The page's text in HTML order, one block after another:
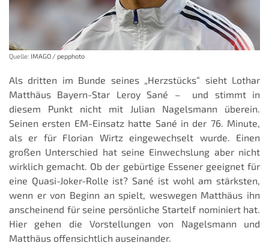
Quelle: IMAGO / pepphoto
Als dritten im Bunde seines „Herzstücks“ sieht Lothar
Matthäus Bayern-Star Leroy Sané – und stimmt in
diesem Punkt nicht mit Julian Nagelsmann überein.
Seinen ersten EM-Einsatz hatte Sané in der 76. Minute,
als er für Florian Wirtz eingewechselt wurde. Einen
großen Unterschied hat seine Einwechslung aber nicht
wirklich gemacht. Ob der gebürtige Essener geeignet für
eine Quasi-Joker-Rolle ist? Sané ist wohl am stärksten,
wenn er von Beginn an spielt, weswegen Matthäus ihn
anscheinend für seine persönliche Startelf nominiert hat.
Hier gehen die Vorstellungen von Nagelsmann und
Matthäus offensichtlich auseinander.